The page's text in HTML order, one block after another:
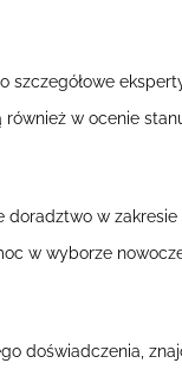
w ocenie
w
w wyborze
doświadczenia,